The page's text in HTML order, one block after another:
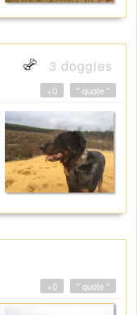
3 doggies
" quote "
+0
" quote "
+0